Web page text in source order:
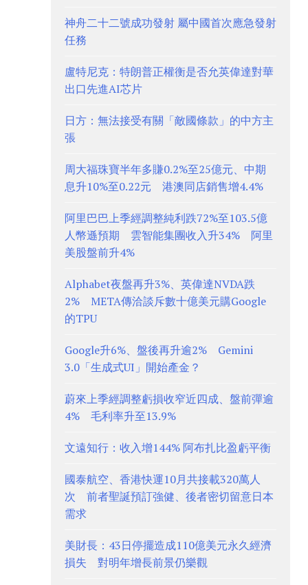
神舟二十二號成功發射 屬中國首次應急發射
任務
盧特尼克：特朗普正權衡是否允英偉達對華
出口先進AI芯片
日方：無法接受有關「敵國條款」的中方主
張
周大福珠寶半年多賺0.2%至25億元、中期
息升10%至0.22元 港澳同店銷售增4.4%
阿里巴巴上季經調整純利跌72%至103.5億
人幣遜預期 雲智能集團收入升34% 阿里
美股盤前升4%
Alphabet夜盤再升3%、英偉達NVDA跌
2% META傳洽談斥數十億美元購Google
的TPU
Google升6%、盤後再升逾2% Gemini
3.0「生成式UI」開始產金？
蔚來上季經調整虧損收窄近四成、盤前彈逾
4% 毛利率升至13.9%
文遠知行：收入增144% 阿布扎比盈虧平衡
國泰航空、香港快運10月共接載320萬人
次 前者聖誕預訂強健、後者密切留意日本
需求
美財長：43日停擺造成110億美元永久經濟
損失 對明年增長前景仍樂觀